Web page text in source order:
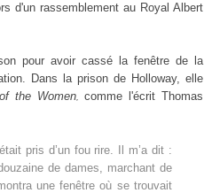
d'un rassemblement au Royal Albert
pour avoir cassé la fenêtre de la
Dans la prison de Holloway, elle
the Women,
comme l'écrit Thomas
pris d’un fou rire. Il m’a dit :
de dames, marchant de
une fenêtre où se trouvait